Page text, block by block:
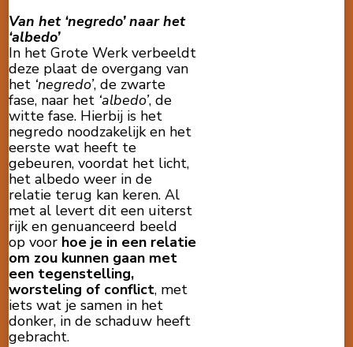
Van het ‘negredo’ naar het
‘albedo’
In het Grote Werk verbeeldt
deze plaat de overgang van
het ‘negredo’, de zwarte
fase, naar het ‘albedo’, de
witte fase. Hierbij is het
negredo noodzakelijk en het
eerste wat heeft te
gebeuren, voordat het licht,
het albedo weer in de
relatie terug kan keren. Al
met al levert dit een uiterst
rijk en genuanceerd beeld
op voor hoe je in een relatie
om zou kunnen gaan met
een tegenstelling,
worsteling of conflict, met
iets wat je samen in het
donker, in de schaduw heeft
gebracht.